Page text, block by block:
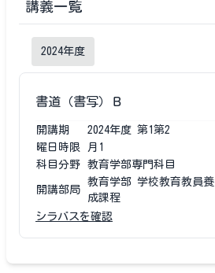
講義一覧
2024年度
書道（書写）Ｂ
開講期 2024年度 第1第2
曜日時限
月1
科目分野
教育学部専門科目
開講部局
教育学部 学校教育教員養
成課程
シラバスを確認